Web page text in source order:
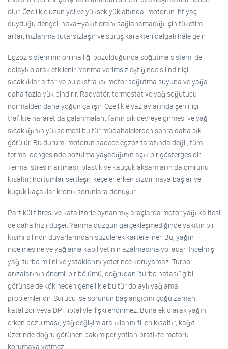
olur. Özellikle uzun yol ve yüksek yük altında, motorun ihtiyaç
duyduğu dengeli hava–yakıt oranı sağlanamadığı için tüketim
artar, hızlanma tutarsızlaşır ve sürüş karakteri dalgalı hâle gelir.
Egzoz sisteminin orijinalliği bozulduğunda soğutma sistemi de
dolaylı olarak etkilenir. Yanma verimsizleştiğinde silindir içi
sıcaklıklar artar ve bu ekstra ısı motor soğutma suyuna ve yağa
daha fazla yük bindirir. Radyatör, termostat ve yağ soğutucu
normalden daha yoğun çalışır. Özellikle yaz aylarında şehir içi
trafikte hararet dalgalanmaları, fanın sık devreye girmesi ve yağ
sıcaklığının yükselmesi bu tür müdahalelerden sonra daha sık
görülür. Bu durum, motorun sadece egzoz tarafında değil, tüm
termal dengesinde bozulma yaşadığının açık bir göstergesidir.
Termal stresin artması, plastik ve kauçuk aksamların da ömrünü
kısaltır; hortumlar sertleşir, keçeler erken sızdırmaya başlar ve
küçük kaçaklar kronik sorunlara dönüşür.
Partikül filtresi ve katalizörle oynanmış araçlarda motor yağı kalitesi
de daha hızlı düşer. Yanma düzgün gerçekleşmediğinde yakıtın bir
kısmı silindir duvarlarından süzülerek kartere iner. Bu, yağın
incelmesine ve yağlama kabiliyetinin azalmasına yol açar. İncelmiş
yağ, turbo milini ve yataklarını yeterince koruyamaz. Turbo
arızalarının önemli bir bölümü, doğrudan “turbo hatası” gibi
görünse de kök neden genellikle bu tür dolaylı yağlama
problemleridir. Sürücü ise sorunun başlangıcını çoğu zaman
katalizör veya DPF iptaliyle ilişkilendirmez. Buna ek olarak yağın
erken bozulması, yağ değişim aralıklarını fiilen kısaltır; kağıt
üzerinde doğru görünen bakım periyotları pratikte motoru
korumaya yetmez.